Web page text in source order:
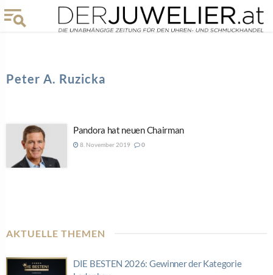
Peter A. Ruzicka
Pandora hat neuen Chairman
8. November 2019 0
AKTUELLE THEMEN
DIE BESTEN 2026: Gewinner der Kategorie